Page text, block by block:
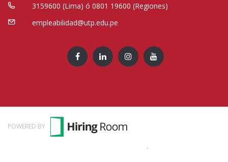
3159600 (Lima) ó 0801 19600 (Regiones)
empleabilidad@utp.edu.pe
POWERED BY
-